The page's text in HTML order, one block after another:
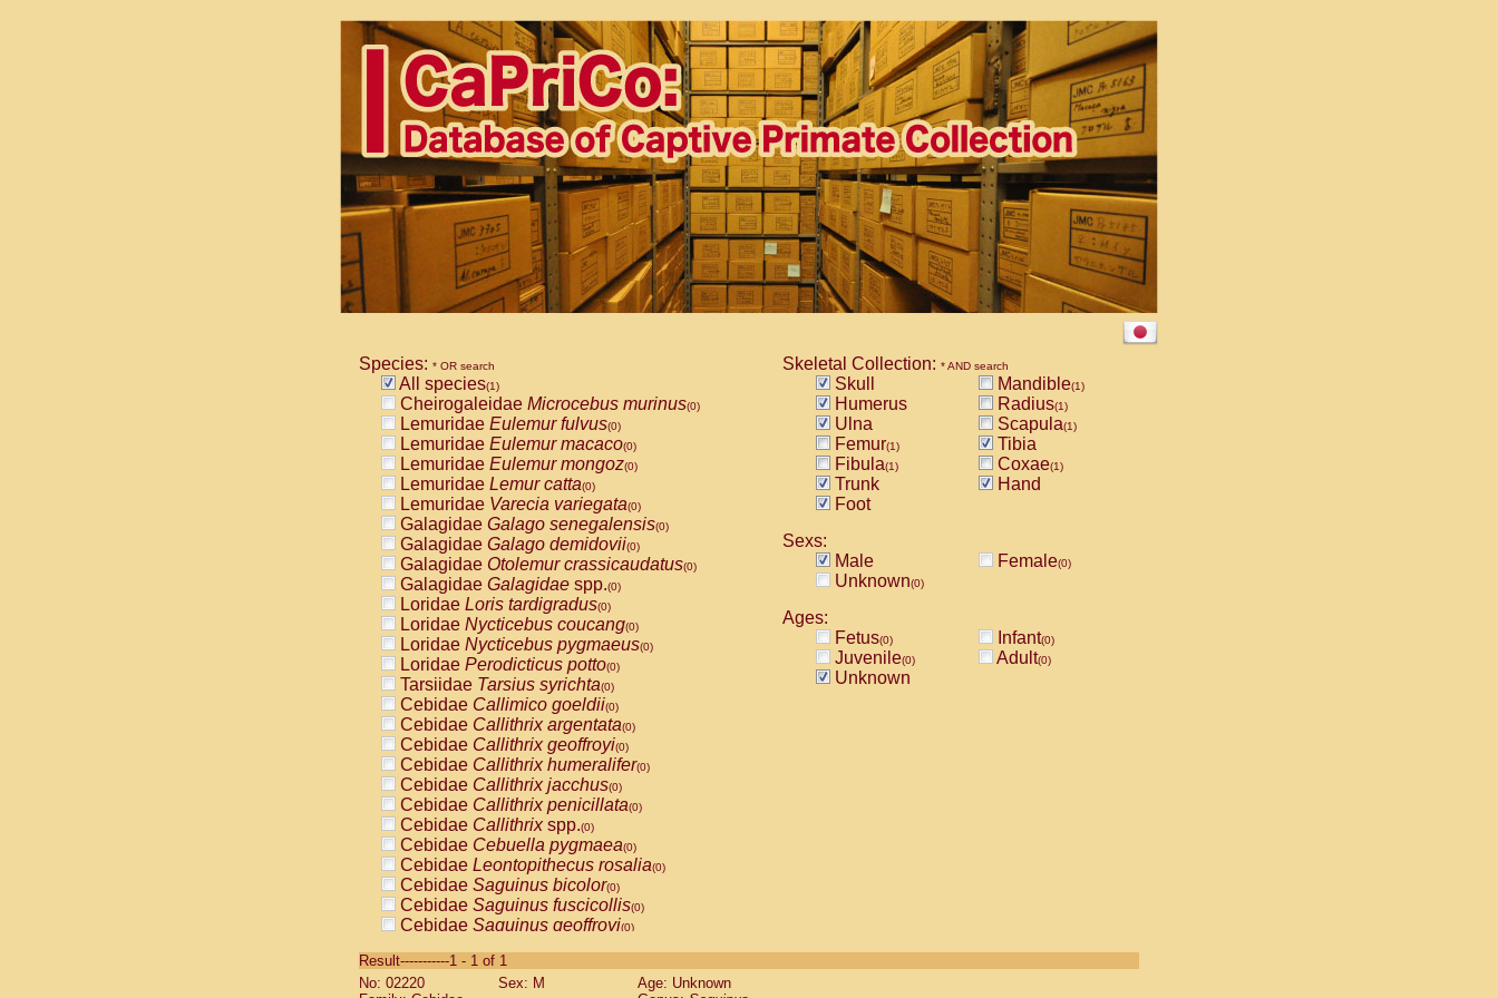
Species: * OR search
All species(1)
Cheirogaleidae Microcebus murinus(0)
Lemuridae Eulemur fulvus(0)
Lemuridae Eulemur macaco(0)
Lemuridae Eulemur mongoz(0)
Lemuridae Lemur catta(0)
Lemuridae Varecia variegata(0)
Galagidae Galago senegalensis(0)
Galagidae Galago demidovii(0)
Galagidae Otolemur crassicaudatus(0)
Galagidae Galagidae spp.(0)
Loridae Loris tardigradus(0)
Loridae Nycticebus coucang(0)
Loridae Nycticebus pygmaeus(0)
Loridae Perodicticus potto(0)
Tarsiidae Tarsius syrichta(0)
Cebidae Callimico goeldii(0)
Cebidae Callithrix argentata(0)
Cebidae Callithrix geoffroyi(0)
Cebidae Callithrix humeralifer(0)
Cebidae Callithrix jacchus(0)
Cebidae Callithrix penicillata(0)
Cebidae Callithrixspp.(0)
Cebidae Cebuella pygmaea(0)
Cebidae Leontopithecus rosalia(0)
Cebidae Saguinus bicolor(0)
Cebidae Saguinus fuscicollis(0)
Cebidae Saguinus geoffroyi(0)
CebidaeSaguinus labiatus(0)
Cebidae Saguinus leucopus (0)
Skeletal Collection: * AND search
Skull Mandible(1)
Humerus Radius(1)
Ulna Scapula(1)
Femur(1)
Tibia
Fibula(1) Coxae(1)
Trunk
Hand
Foot
Sexs:
Male
Female(0)
Unknown(0)
Ages:
Fetus(0) Infant(0)
Juvenile(0) Adult(0)
Unknown
Result-----------1 - 1 of 1
No: 02220
Sex: M
Age: Unknown